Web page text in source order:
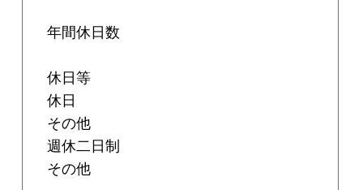
年間休日数
休日等
休日
その他
週休二日制
その他